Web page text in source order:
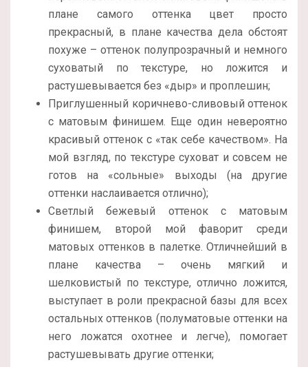
плане самого оттенка цвет просто
прекрасный, в плане качества дела обстоят
похуже – оттенок полупрозрачный и немного
суховатый по текстуре, но ложится и
растушевывается без «дыр» и проплешин;
Приглушенный коричнево-сливовый оттенок
с матовым финишем. Еще один невероятно
красивый оттенок с «так себе качеством». На
мой взгляд, по текстуре суховат и совсем не
готов на «сольные» выходы (на другие
оттенки наслаивается отлично);
Светлый бежевый оттенок с матовым
финишем, второй мой фаворит среди
матовых оттенков в палетке. Отличнейший в
плане качества – очень мягкий и
шелковистый по текстуре, отлично ложится,
выступает в роли прекрасной базы для всех
остальных оттенков (полуматовые оттенки на
него ложатся охотнее и легче), помогает
растушевывать другие оттенки;